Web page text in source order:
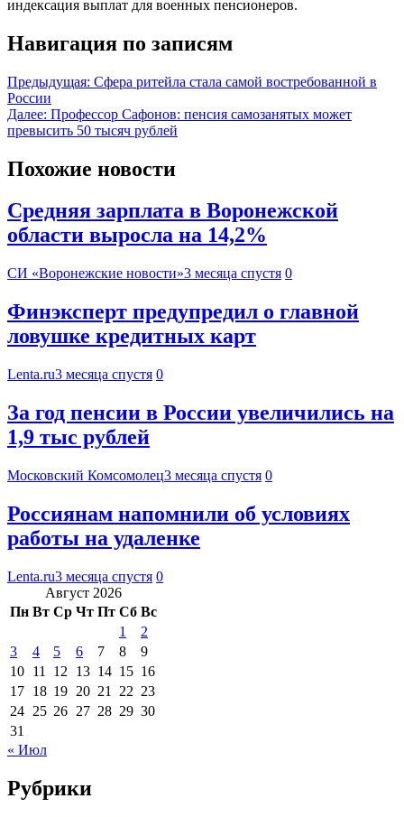
индексация выплат для военных пенсионеров.
Навигация по записям
Предыдущая: Сфера ритейла стала самой востребованной в
России
Далее: Профессор Сафонов: пенсия самозанятых может
превысить 50 тысяч рублей
Похожие новости
Средняя зарплата в Воронежской
области выросла на 14,2%
СИ «Воронежские новости»3 месяца спустя 0
Финэксперт предупредил о главной
ловушке кредитных карт
Lenta.ru3 месяца спустя 0
За год пенсии в России увеличились на
1,9 тыс рублей
Московский Комсомолец3 месяца спустя 0
Россиянам напомнили об условиях
работы на удаленке
Lenta.ru3 месяца спустя 0
Август 2026
Пн Вт Ср Чт Пт Сб Вс
1
2
3
4 5 6 7 8
9
10 11 12 13 14 15 16
17 18 19 20 21 22 23
24 25 26 27 28 29 30
31
« Июл
Рубрики